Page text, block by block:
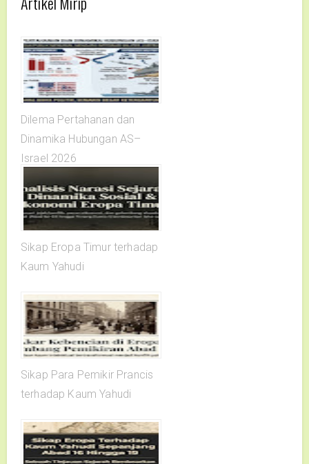
Dilema Pertahanan dan
Dinamika Hubungan AS–
Israel 2026
Sikap Eropa Timur terhadap
Kaum Yahudi
Sikap Para Pemikir Prancis
terhadap Kaum Yahudi